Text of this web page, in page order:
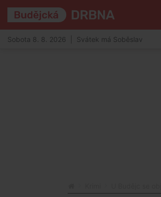
Sobota 8. 8. 2026 | Svátek má Soběslav